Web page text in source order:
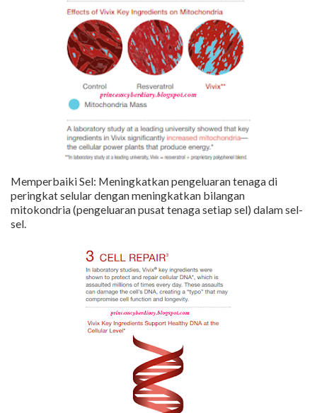
Memperbaiki Sel: Meningkatkan pengeluaran tenaga di
peringkat selular dengan meningkatkan bilangan
mitokondria (pengeluaran pusat tenaga setiap sel) dalam sel-
sel.